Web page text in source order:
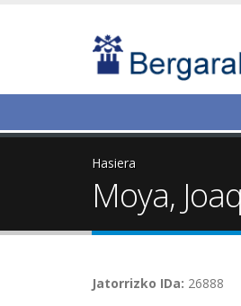
Hasiera
Moya,
Jatorrizko IDa: 26888